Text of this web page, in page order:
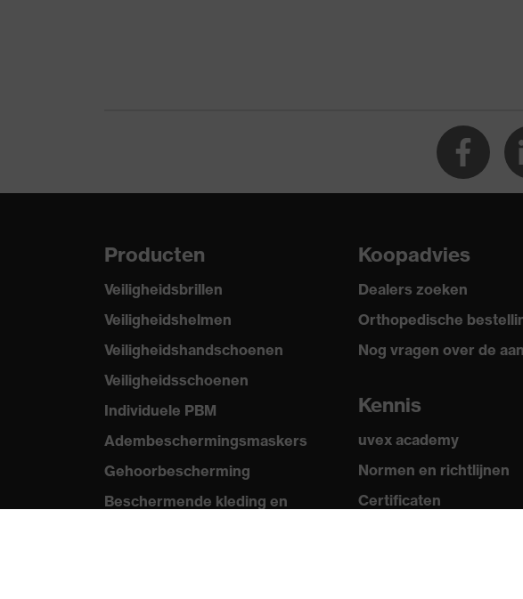
Producten
Veiligheidsbrillen
Veiligheidshelmen
Veiligheidshandschoenen
Veiligheidsschoenen
Individuele PBM
Adembeschermingsmaskers
Gehoorbescherming
Beschermende kleding en
Koopadvies
Dealers zoeken
Orthopedische
Nog vragen over de
Kennis
uvex academy
Normen en richtlijnen
Certificaten